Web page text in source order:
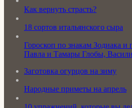
Как вернуть страсть?
18 сортов итальянского сыра
Гороскоп по знакам Зодиака и
Павла и Тамары Глобы,
Заготовка огурцов на зиму
Народные приметы на апрель